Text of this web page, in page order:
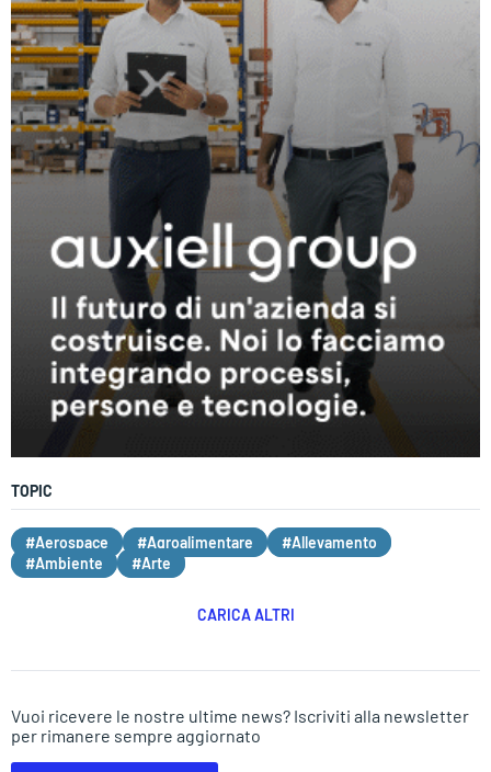
TOPIC
#Aerospace #Agroalimentare
#Allevamento
#Ambiente
#Arte
CARICA ALTRI
Vuoi ricevere le nostre ultime news? Iscriviti alla newsletter
per rimanere sempre aggiornato